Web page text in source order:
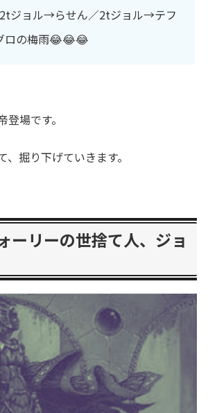
ジョル→らせん／2tジョル→テフ
ロの梅雨😂😂😂
場です。
掘り下げていきます。
ーリーの世捨て人、ジョ